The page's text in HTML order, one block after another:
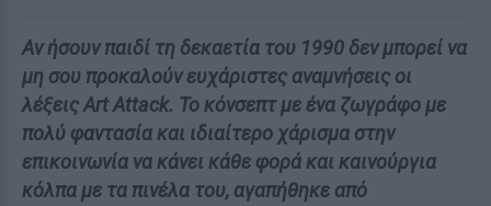
Αν ήσουν παιδί τη δεκαετία του 1990 δεν μπορεί να
μη σου προκαλούν ευχάριστες αναμνήσεις οι
λέξεις Art Attack. Το κόνσεπτ με ένα ζωγράφο με
πολύ φαντασία και ιδιαίτερο χάρισμα στην
επικοινωνία να κάνει κάθε φορά και καινούργια
κόλπα με τα πινέλα του, αγαπήθηκε από